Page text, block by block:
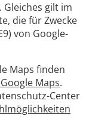
gilt im
die für Zwecke
von Google-
Maps finden
Maps.
Center